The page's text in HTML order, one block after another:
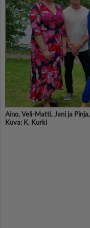
Aino, Veli-Matti, Jani ja
Kuva: K. Kurki